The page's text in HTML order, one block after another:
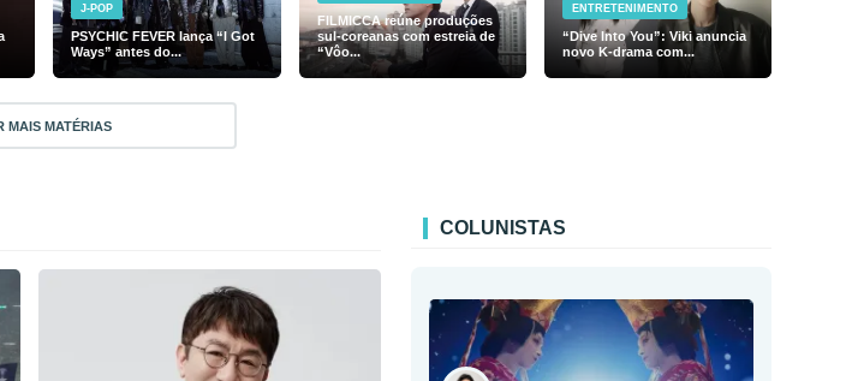
J-POP
PSYCHIC FEVER lança “I Got
Ways” antes do...
FILMICCA reúne produções
sul-coreanas com estreia de
“Vôo...
ENTRETENIMENTO
“Dive Into You”: Viki anuncia
novo K-drama com...
MAIS MATÉRIAS
COLUNISTAS